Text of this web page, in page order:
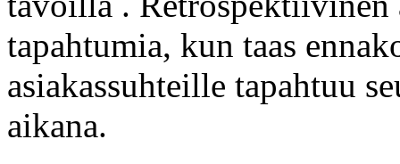
tapahtumia, kun taas
asiakassuhteille tapahtuu
aikana.